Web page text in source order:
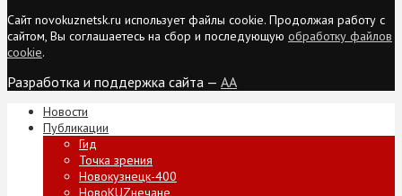
Сайт novokuznetsk.ru использует файлы cookie. Продолжая работу с
сайтом, Вы соглашаетесь на сбор и последующую обработку файлов
cookie.
Разработка и поддержка сайта — AA
Новости
Публикации
Гид
Точка зрения
Новокузнецк-400
НовоKUZнечане